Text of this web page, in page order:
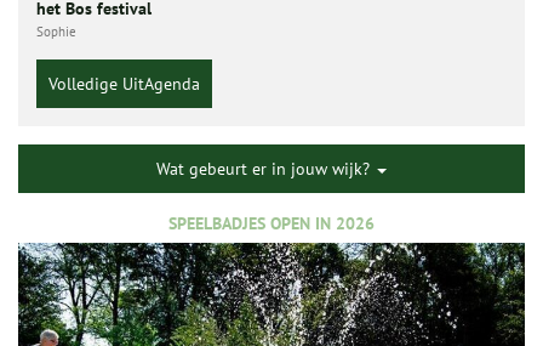
het Bos festival
Sophie
Volledige UitAgenda
Wat gebeurt er in jouw wijk?
SPEELBADJES OPEN IN 2026